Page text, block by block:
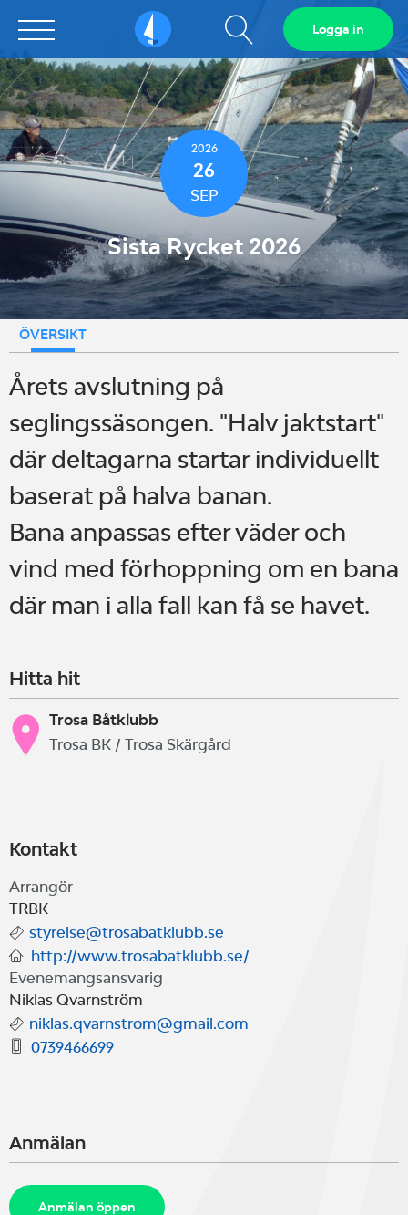
Sailarena Visa
sökfält
Logga in
2026
26
SEP
Sista Rycket 2026
ÖVERSIKT
Årets avslutning på
seglingssäsongen. "Halv jaktstart"
där deltagarna startar individuellt
baserat på halva banan.
Bana anpassas efter väder och
vind med förhoppning om en bana
där man i alla fall kan få se havet.
Hitta hit
Trosa Båtklubb
Trosa BK / Trosa Skärgård
Kontakt
Arrangör
TRBK
styrelse@trosabatklubb.se
http://www.trosabatklubb.se/
Evenemangsansvarig
Niklas Qvarnström
niklas.qvarnstrom@gmail.com
0739466699
Anmälan
Anmälan öppen